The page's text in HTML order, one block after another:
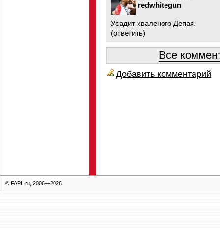
redwhitegun
Усадит хваленого Депая.
(ответить)
Все
Добавить комментарий
© FAPL.ru, 2006—2026